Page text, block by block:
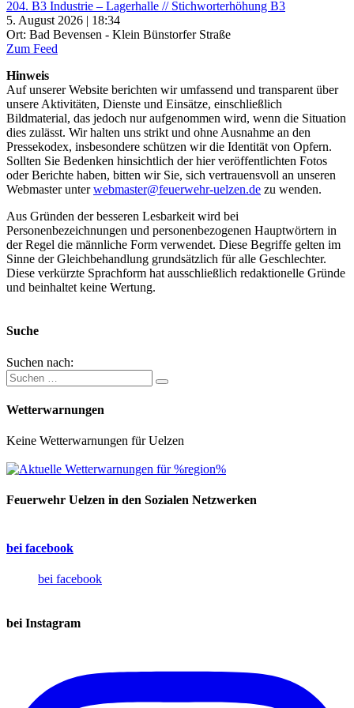
204. B3 Industrie – Lagerhalle // Stichworterhöhung B3
5. August 2026 | 18:34
Ort: Bad Bevensen - Klein Bünstorfer Straße
Zum Feed
Hinweis
Auf unserer Website berichten wir umfassend und transparent über
unsere Aktivitäten, Dienste und Einsätze, einschließlich
Bildmaterial, das jedoch nur aufgenommen wird, wenn die Situation
dies zulässt. Wir halten uns strikt und ohne Ausnahme an den
Pressekodex, insbesondere schützen wir die Identität von Opfern.
Sollten Sie Bedenken hinsichtlich der hier veröffentlichten Fotos
oder Berichte haben, bitten wir Sie, sich vertrauensvoll an unseren
Webmaster unterwebmaster@feuerwehr-uelzen.de zu wenden.
Aus Gründen der besseren Lesbarkeit wird bei
Personenbezeichnungen und personenbezogenen Hauptwörtern in
der Regel die männliche Form verwendet. Diese Begriffe gelten im
Sinne der Gleichbehandlung grundsätzlich für alle Geschlechter.
Diese verkürzte Sprachform hat ausschließlich redaktionelle Gründe
und beinhaltet keine Wertung.
Suche
Suchen nach:
Wetterwarnungen
Keine Wetterwarnungen für Uelzen
Feuerwehr Uelzen in den Sozialen Netzwerken
bei facebook
bei facebook
bei Instagram